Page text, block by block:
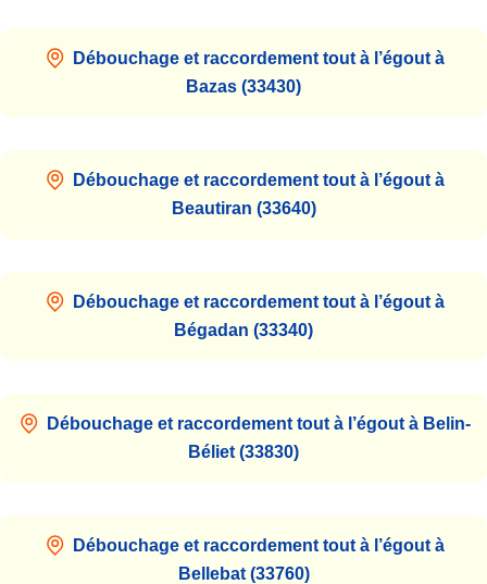
Débouchage et raccordement tout à l’égout à
Bazas (33430)
Débouchage et raccordement tout à l’égout à
Beautiran (33640)
Débouchage et raccordement tout à l’égout à
Bégadan (33340)
Débouchage et raccordement tout à l’égout à Belin-
Béliet (33830)
Débouchage et raccordement tout à l’égout à
Bellebat (33760)